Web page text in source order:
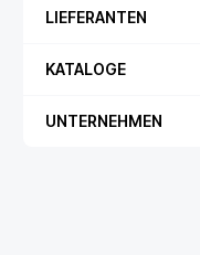
LIEFERANTEN
KATALOGE
UNTERNEHMEN